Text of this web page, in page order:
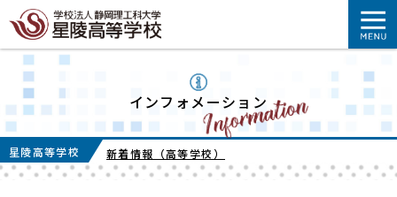
インフォメーション
星陵高等学校 新着情報（高等学校）